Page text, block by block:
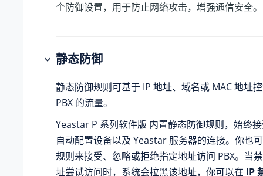
个防御设置，用于防止网络攻击，增强通信安全。
静态防御
静态防御规则可基于 IP 地址、域名或 MAC 地址
PBX 的流量。
Yeastar P 系列软件版 内置静态防御规则，始终
自动配置设备以及 Yeastar 服务器的连接。你也
规则来接受、忽略或拒绝指定地址访问 PBX。当
址尝试访问时，系统会拉黑该地址，你可以在 IP